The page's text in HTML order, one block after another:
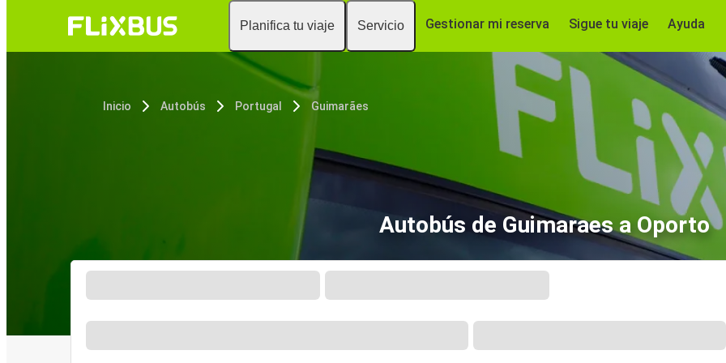
Planifica tu viaje Servicio Gestionar mi reserva Sigue tu viaje Ayuda
Inicio Autobús Portugal Guimarães
Autobús de Guimaraes a Oporto